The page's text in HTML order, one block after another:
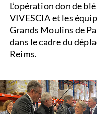
L’opération don de
VIVESCIA et les
Grands Moulins de
dans le cadre du
Reims.